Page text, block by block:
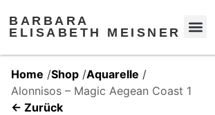
BARBARA
ELISABETH MEISNER
Home /Shop /Aquarelle /
Alonnisos – Magic Aegean Coast 1
← Zurück